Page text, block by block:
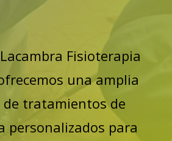
Fisioterapia
una amplia
de tratamientos de
personalizados para